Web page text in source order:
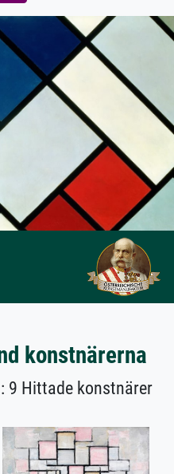
konstnärerna
9 Hittade konstnärer